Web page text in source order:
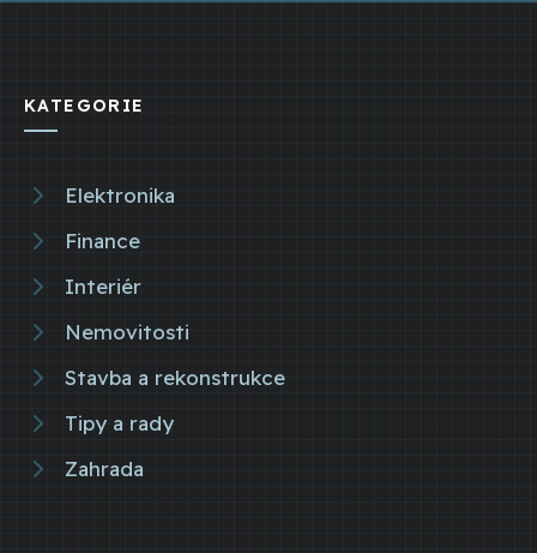
KATEGORIE
Elektronika
Finance
Interiér
Nemovitosti
Stavba a rekonstrukce
Tipy a rady
Zahrada